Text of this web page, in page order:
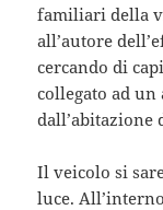
familiari della
all’autore
cercando di
collegato ad
dall’abitazione
Il veicolo si
luce.